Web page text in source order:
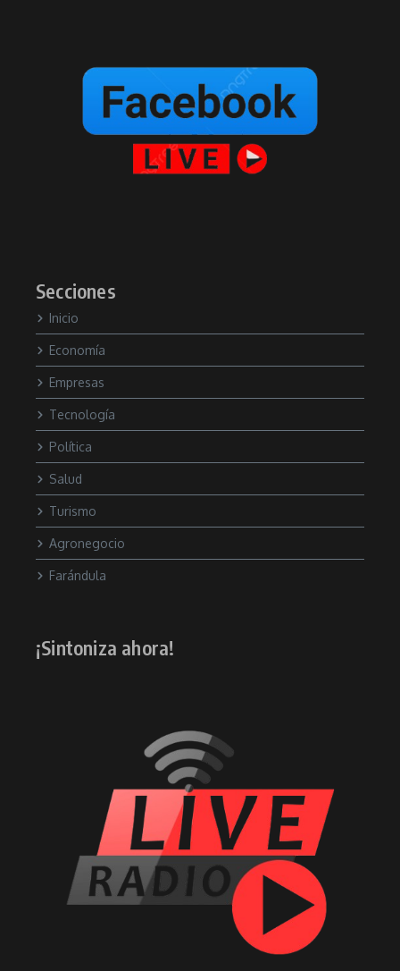
Secciones
Inicio
Economía
Empresas
Tecnología
Política
Salud
Turismo
Agronegocio
Farándula
¡Sintoniza ahora!